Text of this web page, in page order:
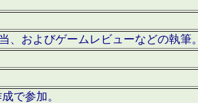
、およびゲームレビューなどの執筆。
で参加。